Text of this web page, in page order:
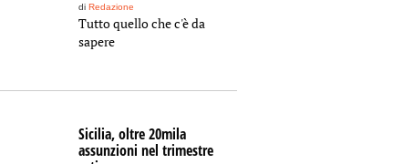
di Redazione
Tutto quello che c'è da
sapere
Sicilia, oltre 20mila
assunzioni nel trimestre